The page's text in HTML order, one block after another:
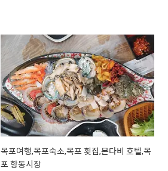
목포여행,목포숙소,목포 횟집,몬다비 호텔,목
포 항동시장